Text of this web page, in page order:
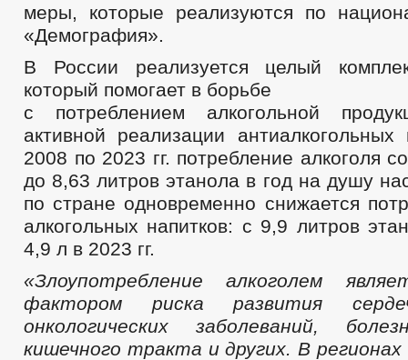
меры, которые реализуются по
«Демография».
В России реализуется целый
который помогает в борьбе
с потреблением алкогольной
активной реализации
2008 по 2023 гг. потребление алкоголя
до 8,63 литров этанола в год на душу
по стране одновременно снижается
алкогольных напитков: с 9,9 литров
4,9 л в 2023 гг.
«Злоупотребление алкоголем
фактором риска развития
онкологических заболеваний,
кишечного тракта и других. В